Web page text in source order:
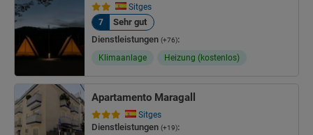
Sitges
7
Sehr gut
Dienstleistungen (+76):
Klimaanlage Heizung (kostenlos)
Apartamento Maragall
Sitges
Dienstleistungen (+19):